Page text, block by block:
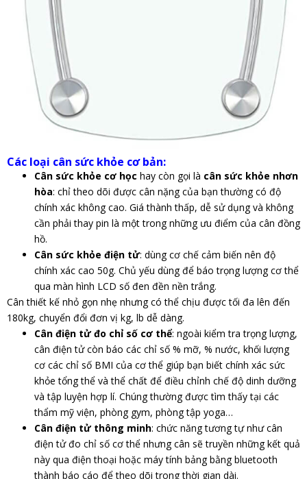
Các loại cân sức khỏe cơ bản:
Cân sức khỏe cơ học hay còn gọi là cân sức khỏe nhơn
hòa: chỉ theo dõi được cân nặng của bạn thường có độ
chính xác không cao. Giá thành thấp, dễ sử dụng và không
cần phải thay pin là một trong những ưu điểm của cân đồng
hồ.
Cân sức khỏe điện tử: dùng cơ chế cảm biến nên độ
chính xác cao 50g. Chủ yếu dùng để báo trọng lượng cơ thể
qua màn hình LCD số đen đền nền trắng.
Cân thiết kế nhỏ gọn nhẹ nhưng có thể chịu được tối đa lên đến
180kg, chuyển đổi đơn vị kg, lb dễ dàng.
Cân điện tử đo chỉ số cơ thể: ngoài kiểm tra trọng lượng,
cân điện tử còn báo các chỉ số % mỡ, % nước, khối lượng
cơ các chỉ số BMI của cơ thể giúp bạn biết chính xác sức
khỏe tổng thể và thể chất để điều chỉnh chế độ dinh dưỡng
và tập luyện hợp lí. Chúng thường được tìm thấy tại các
thẩm mỹ viện, phòng gym, phòng tập yoga…
Cân điện tử thông minh: chức năng tương tự như cân
điện tử đo chỉ số cơ thể nhưng cân sẽ truyền những kết quả
này qua điện thoại hoặc máy tính bảng bằng bluetooth
thành báo cáo để theo dõi trong thời gian dài.